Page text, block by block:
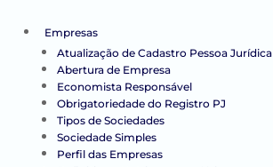
Empresas
Atualização de Cadastro Pessoa Jurídica
Abertura de Empresa
Economista Responsável
Obrigatoriedade do Registro PJ
Tipos de Sociedades
Sociedade Simples
Perfil das Empresas